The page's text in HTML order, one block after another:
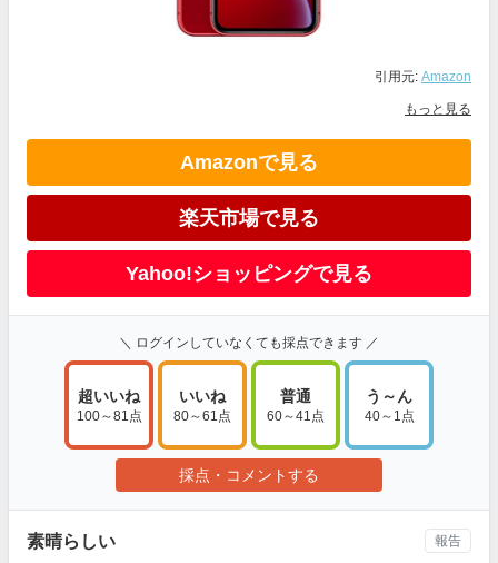
引用元: Amazon
もっと見る
Amazonで見る
楽天市場で見る
Yahoo!ショッピングで見る
＼ ログインしていなくても採点できます ／
超いいね
100～81点
いいね
80～61点
普通
60～41点
う～ん
40～1点
採点・コメントする
素晴らしい 報告